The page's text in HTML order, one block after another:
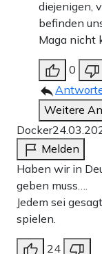
diejenigen,
befinden
Maga nicht
0
Weitere
Docker
Melden
Haben wir in
geben muss….
Jedem sei
spielen.
24